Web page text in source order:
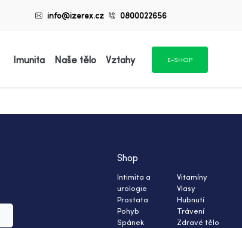
info@izerex.cz 0800022656
Imunita Naše tělo Vztahy E-SHOP
Shop
Intimita a
urologie
Prostata
Pohyb
Spánek
Vitamíny
Vlasy
Hubnutí
Trávení
Zdravé tělo